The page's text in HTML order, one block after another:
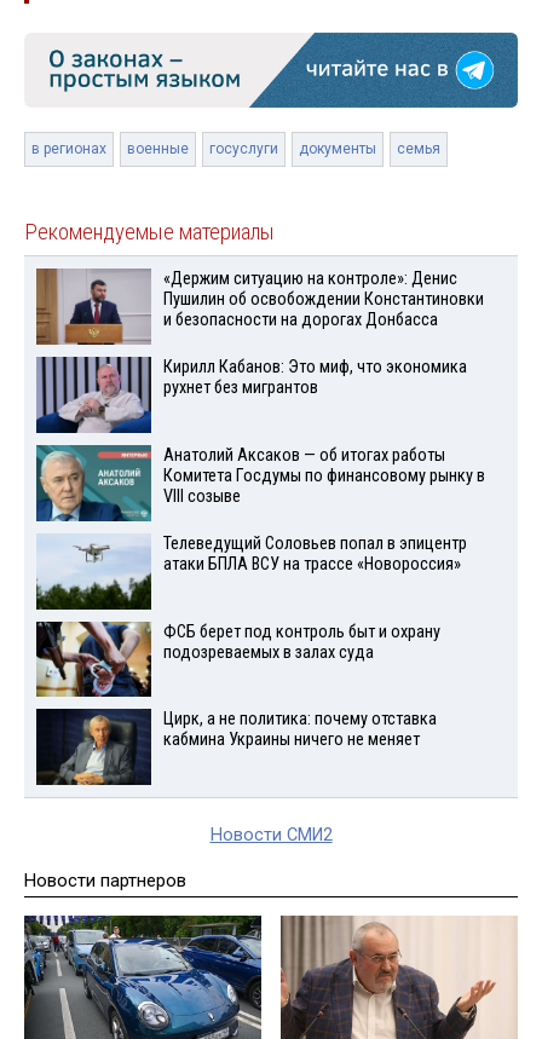
в регионах военные госуслуги документы семья
Рекомендуемые материалы
«Держим ситуацию на контроле»: Денис
Пушилин об освобождении Константиновки
и безопасности на дорогах Донбасса
Кирилл Кабанов: Это миф, что экономика
рухнет без мигрантов
Анатолий Аксаков — об итогах работы
Комитета Госдумы по финансовому рынку в
VIII созыве
Телеведущий Соловьев попал в эпицентр
атаки БПЛА ВСУ на трассе «Новороссия»
ФСБ берет под контроль быт и охрану
подозреваемых в залах суда
Цирк, а не политика: почему отставка
кабмина Украины ничего не меняет
Новости СМИ2
Новости партнеров